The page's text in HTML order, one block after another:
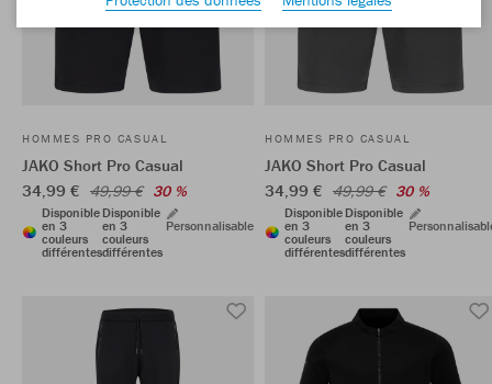
HOMMES PRO CASUAL
JAKO Short Pro Casual
34,99 € 49,99 € 30 %
Disponible
en 3
couleurs
différentes
Disponible
en 3
couleurs
différentes
Personnalisable
HOMMES PRO CASUAL
JAKO Short Pro Casual
34,99 € 49,99 € 30 %
Disponible
en 3
couleurs
différentes
Disponible
en 3
couleurs
différentes